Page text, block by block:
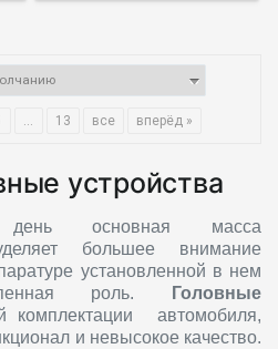
13 все вперёд »
устройства
основная масса
большее внимание
установленной в нем
роль.
Головные
комплектации автомобиля,
и невысокое качество.